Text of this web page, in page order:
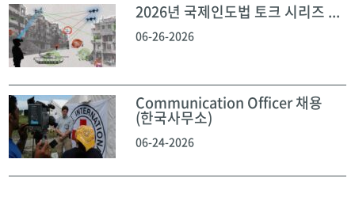
2026년 국제인도법 토크 시리즈 ...
06-26-2026
Communication Officer 채용
(한국사무소)
06-24-2026